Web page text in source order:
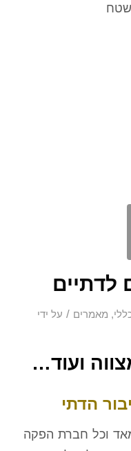
לדתיים
, מאמרים / על ידי
ועוד…
הדתי
וכל חברת הפקה